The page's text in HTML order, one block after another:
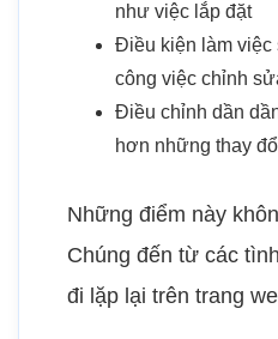
như việc lắp đặt
Điều kiện làm việc
công việc chỉnh
Điều chỉnh dần
hơn những thay
Những điểm này
Chúng đến từ các
đi lặp lại trên trang